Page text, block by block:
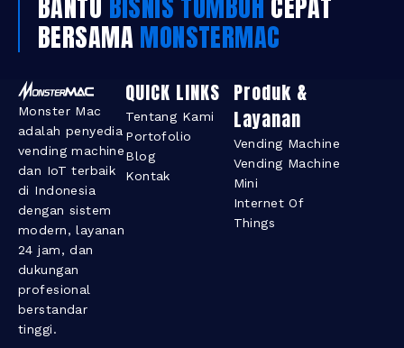
BERSAMAMONSTERMAC
Monster Mac
adalah penyedia
vending machine
dan IoT terbaik
di Indonesia
dengan sistem
modern, layanan
24 jam, dan
dukungan
profesional
berstandar
tinggi.
QUICK LINKS
Tentang Kami
Portofolio
Blog
Kontak
Produk &
Layanan​
Vending Machine
Vending Machine
Mini
Internet Of
Things